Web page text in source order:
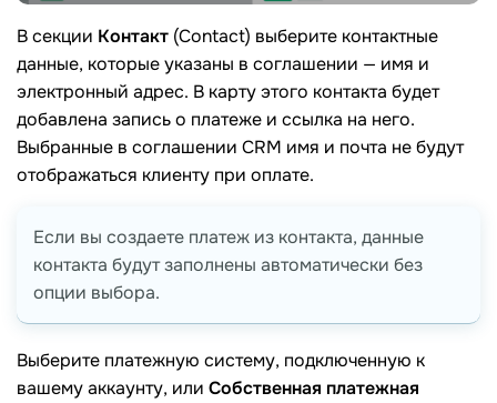
В секции Контакт (Contact) выберите контактные
данные, которые указаны в соглашении — имя и
электронный адрес. В карту этого контакта будет
добавлена ​​запись о платеже и ссылка на него.
Выбранные в соглашении CRM имя и почта не будут
отображаться клиенту при оплате.
Если вы создаете платеж из контакта, данные
контакта будут заполнены автоматически без
опции выбора.
Выберите платежную систему, подключенную к
вашему аккаунту, или Собственная платежная